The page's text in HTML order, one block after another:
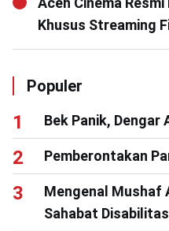
Khusus Streaming
Populer
Bek Panik, Dengar
Pemberontakan
Mengenal Mushaf
Sahabat Disabilitas